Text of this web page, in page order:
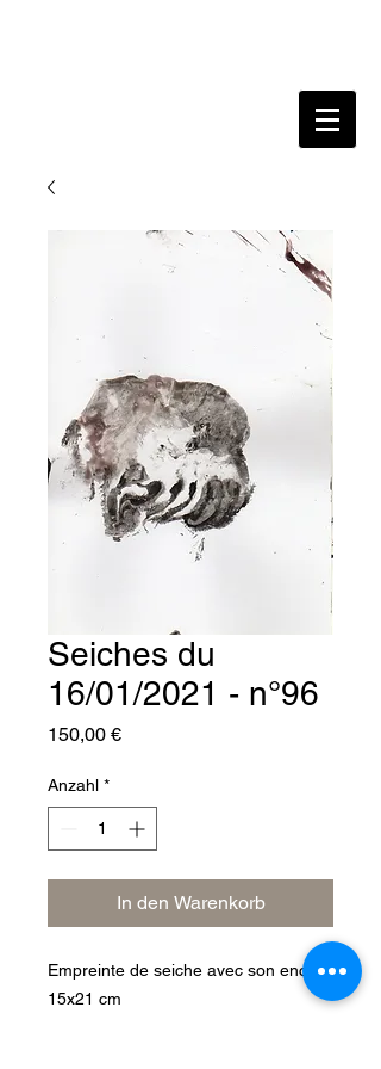
Seiches du
16/01/2021 - n°96
150,00 €Preis
Anzahl *
In den Warenkorb
Empreinte de seiche avec son encre.
15x21 cm